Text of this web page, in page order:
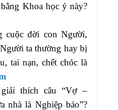
Khoa học ý này?
cuộc đời con Người,
ta thường hay bị
tai nạn, chết chóc là
thích câu “Vợ –
nhà là Nghiệp báo”?